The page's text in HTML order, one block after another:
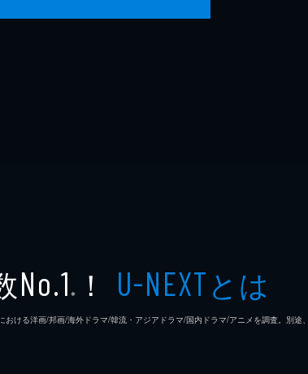
No.1 ※ ！ U-NEXTとは
ける洋画/邦画/海外ドラマ/韓流・アジアドラマ/国内ドラマ/アニメを調査。別途、